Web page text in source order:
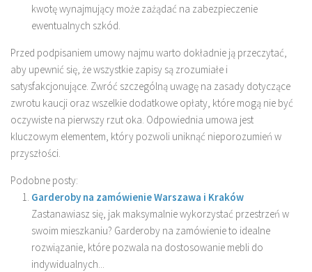
kwotę wynajmujący może zażądać na zabezpieczenie
ewentualnych szkód.
Przed podpisaniem umowy najmu warto dokładnie ją przeczytać,
aby upewnić się, że wszystkie zapisy są zrozumiałe i
satysfakcjonujące. Zwróć szczególną uwagę na zasady dotyczące
zwrotu kaucji oraz wszelkie dodatkowe opłaty, które mogą nie być
oczywiste na pierwszy rzut oka. Odpowiednia umowa jest
kluczowym elementem, który pozwoli uniknąć nieporozumień w
przyszłości.
Podobne posty:
Garderoby na zamówienie Warszawa i Kraków
Zastanawiasz się, jak maksymalnie wykorzystać przestrzeń w
swoim mieszkaniu? Garderoby na zamówienie to idealne
rozwiązanie, które pozwala na dostosowanie mebli do
indywidualnych...